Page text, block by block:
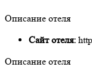
Описание отеля
Сайт отеля:
Описание отеля